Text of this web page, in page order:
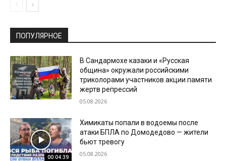
ПОПУЛЯРНОЕ
В Сандармохе казаки и «Русская
община» окружали российскими
триколорами участников акции памяти
жертв репрессий
05.08.2026
00:04:39
Химикаты попали в водоемы после
атаки БПЛА по Домодедово — жители
бьют тревогу
05.08.2026